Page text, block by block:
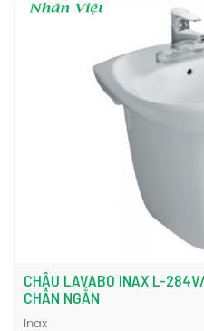
CHẬU LAVABO INAX L-
CHÂN NGẮN
Inax